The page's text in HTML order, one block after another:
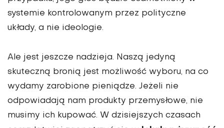
systemie kontrolowanym przez polityczne
układy, a nie ideologie.
Ale jest jeszcze nadzieja. Naszą jedyną
skuteczną bronią jest możliwość wyboru, na co
wydamy zarobione pieniądze. Jeżeli nie
odpowiadają nam produkty przemysłowe, nie
musimy ich kupować. W dzisiejszych czasach